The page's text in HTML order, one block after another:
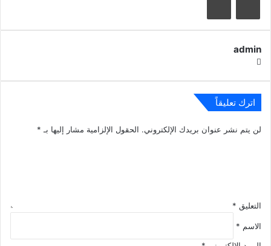
admin
اترك تعليقاً
لن يتم نشر عنوان بريدك الإلكتروني. الحقول الإلزامية مشار إليها بـ *
التعليق *
الاسم *